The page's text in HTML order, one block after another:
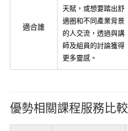
適合誰
天賦，或想要踏出舒
適圈和不同產業背景
的人交流，透過與講
師及組員的討論獲得
更多靈感。
優勢相關課程服務比較